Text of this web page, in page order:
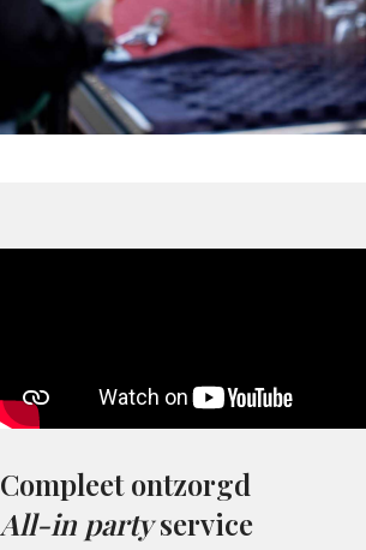
Compleet ontzorgd
All-in partyservice